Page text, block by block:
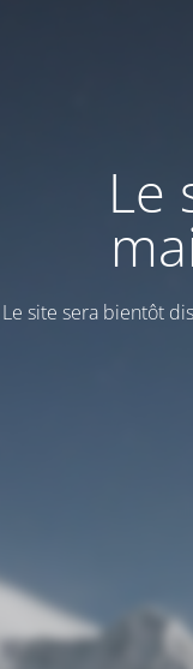
Le
Le site sera bientôt